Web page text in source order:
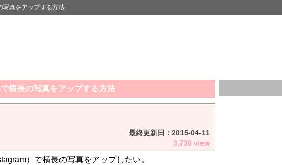
写真をアップする方法
横長の写真をアップする方法
最終更新日： 2015-04-11
3,730 view
）で横長の写真をアップしたい。